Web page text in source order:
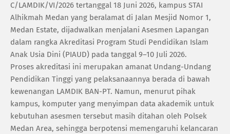
C/LAMDIK/VI/2026 tertanggal 18 Juni 2026, kampus STAI
Alhikmah Medan yang beralamat di Jalan Mesjid Nomor 1,
Medan Estate, dijadwalkan menjalani Asesmen Lapangan
dalam rangka Akreditasi Program Studi Pendidikan Islam
Anak Usia Dini (PIAUD) pada tanggal 9–10 Juli 2026.
‎Proses akreditasi ini merupakan amanat Undang-Undang
Pendidikan Tinggi yang pelaksanaannya berada di bawah
kewenangan LAMDIK BAN-PT. Namun, menurut pihak
kampus, komputer yang menyimpan data akademik untuk
kebutuhan asesmen tersebut masih ditahan oleh Polsek
Medan Area, sehingga berpotensi memengaruhi kelancaran